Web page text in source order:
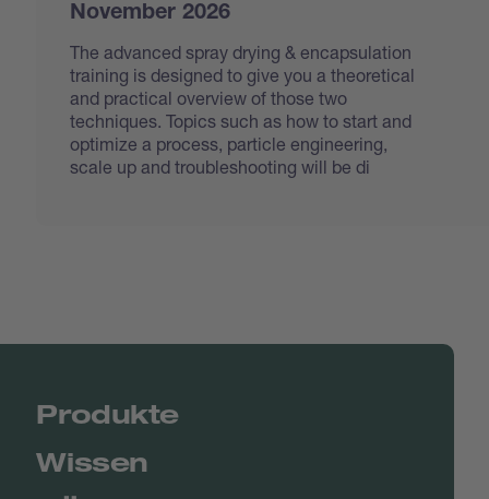
November 2026
The advanced spray drying & encapsulation
training is designed to give you a theoretical
and practical overview of those two
techniques. Topics such as how to start and
optimize a process, particle engineering,
scale up and troubleshooting will be di
Produkte
Wissen